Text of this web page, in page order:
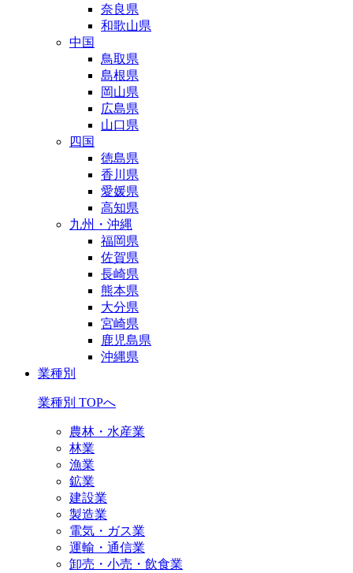
奈良県
和歌山県
中国
鳥取県
島根県
岡山県
広島県
山口県
四国
徳島県
香川県
愛媛県
高知県
九州・沖縄
福岡県
佐賀県
長崎県
熊本県
大分県
宮崎県
鹿児島県
沖縄県
業種別
業種別 TOPへ
農林・水産業
林業
漁業
鉱業
建設業
製造業
電気・ガス業
運輸・通信業
卸売・小売・飲食業